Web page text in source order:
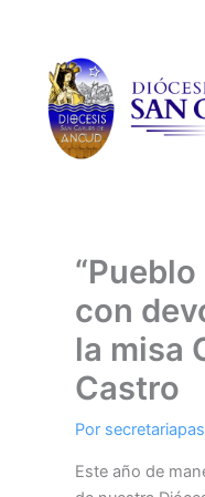
con
la misa
Castro
Por
Este año de